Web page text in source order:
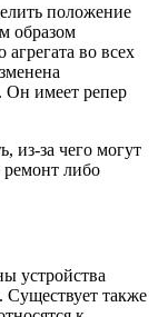
положение
образом
агрегата во всех
Он имеет репер
из-за чего могут
ремонт либо
устройства
также